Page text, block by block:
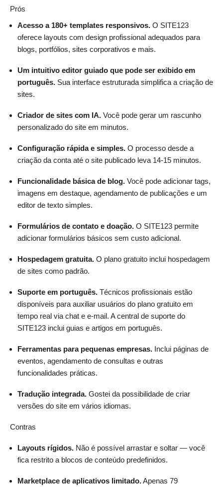
Prós
Acesso a 180+ templates responsivos. O SITE123
oferece layouts com design profissional adequados para
blogs, portfólios, sites corporativos e mais.
Um intuitivo editor guiado que pode ser exibido em
português. Sua interface estruturada simplifica a criação de
sites.
Criador de sites com IA. Você pode gerar um rascunho
personalizado do site em minutos.
Configuração rápida e simples. O processo desde a
criação da conta até o site publicado leva 14-15 minutos.
Funcionalidade básica de blog. Você pode adicionar tags,
imagens em destaque, agendamento de publicações e um
editor de texto simples.
Formulários de contato e doação. O SITE123 permite
adicionar formulários básicos sem custo adicional.
Hospedagem gratuita. O plano gratuito inclui hospedagem
de sites como padrão.
Suporte em português. Técnicos profissionais estão
disponíveis para auxiliar usuários do plano gratuito em
tempo real via chat e e-mail. A central de suporte do
SITE123 inclui guias e artigos em português.
Ferramentas para pequenas empresas. Inclui páginas de
eventos, agendamento de consultas e outras
funcionalidades práticas.
Tradução integrada. Gostei da possibilidade de criar
versões do site em vários idiomas.
Contras
Layouts rígidos. Não é possível arrastar e soltar — você
fica restrito a blocos de conteúdo predefinidos.
Marketplace de aplicativos limitado.Apenas 79